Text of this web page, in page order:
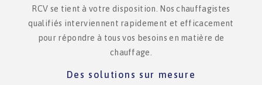
RCV se tient à votre disposition. Nos chauffagistes
qualifiés interviennent rapidement et efficacement
pour répondre à tous vos besoins en matière de
chauffage.
Des solutions sur mesure